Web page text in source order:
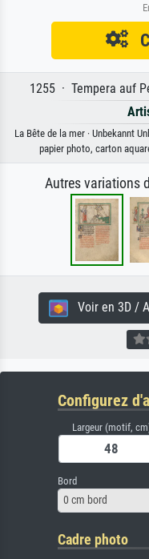
1255 · Tempera auf
La Bête de la mer · Unbekannt
papier photo, carton
Autres variations
Voir en 3D /
Configurez
Largeur (motif,
Bord
0 cm bord
Cadre photo